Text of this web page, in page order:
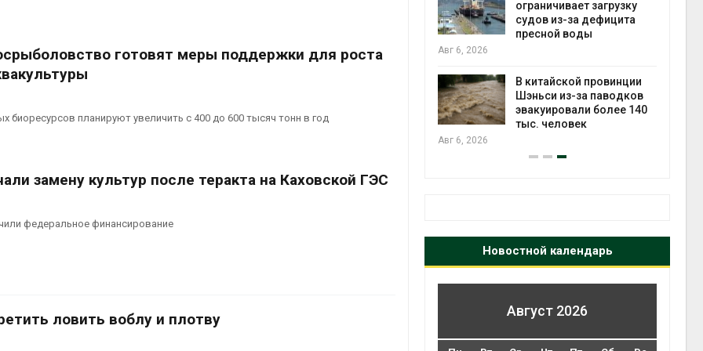
готовят меры поддержки для роста
биоресурсов планируют увеличить с 400 до 600 тысяч тонн в год
замену культур после теракта на Каховской ГЭС
федеральное финансирование
ловить воблу и плотву
Дом из старых шин
без отопления
Названы ведущие
Авг 7, 2026
ограничивает загрузку
судов из-за дефицита
пресной воды
Авг 6, 2026
В китайской провинции
Шэньси из-за паводков
эвакуировали более 140
тыс. человек
Авг 6, 2026
Новостной календарь
Август 2026